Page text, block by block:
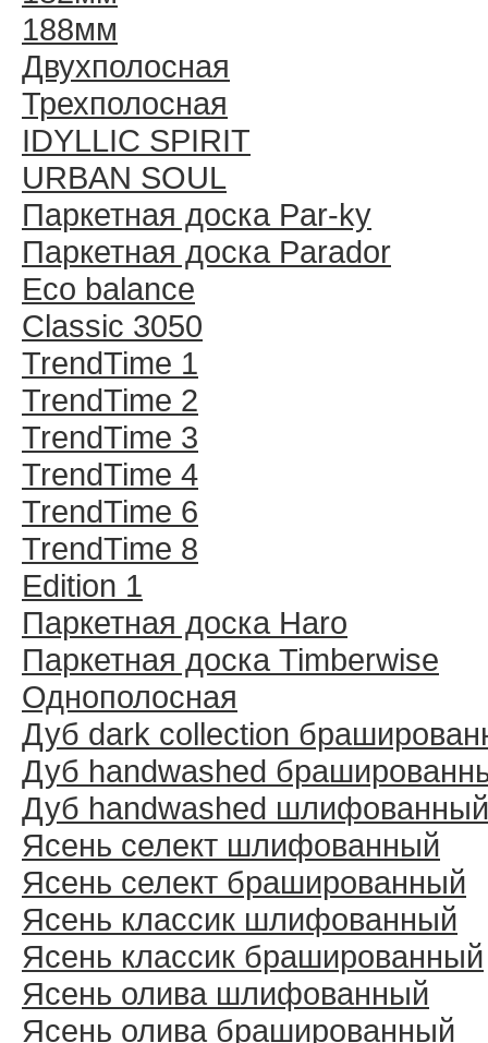
188мм
Двухполосная
Трехполосная
IDYLLIC SPIRIT
URBAN SOUL
Паркетная доска Par-ky
Паркетная доска Parador
Eco balance
Classic 3050
TrendTime 1
TrendTime 2
TrendTime 3
TrendTime 4
TrendTime 6
TrendTime 8
Edition 1
Паркетная доска Haro
Паркетная доска Timberwise
Однополосная
Дуб dark collection
Дуб handwashed
Дуб handwashed шлифованный
Ясень селект шлифованный
Ясень селект брашированный
Ясень классик шлифованный
Ясень классик брашированный
Ясень олива шлифованный
Ясень олива брашированный